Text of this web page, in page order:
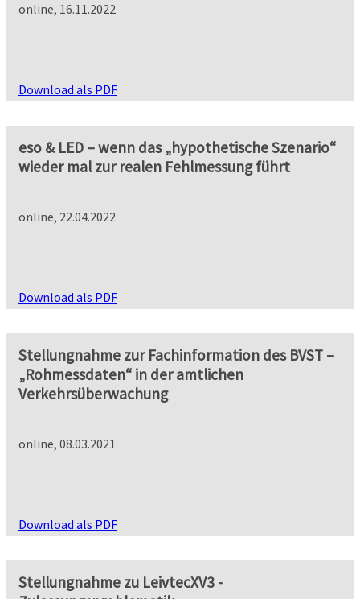
online, 16.11.2022
Download als PDF
eso & LED – wenn das „hypothetische Szenario“
wieder mal zur realen Fehlmessung führt
online, 22.04.2022
Download als PDF
Stellungnahme zur Fachinformation des BVST –
„Rohmessdaten“ in der amtlichen
Verkehrsüberwachung
online, 08.03.2021
Download als PDF
Stellungnahme zu LeivtecXV3 -